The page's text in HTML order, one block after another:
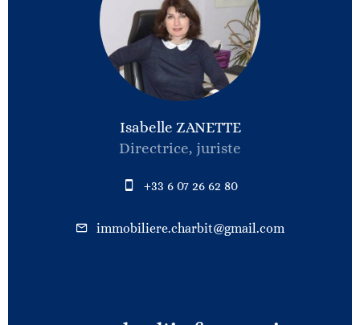
Isabelle ZANETTE
Directrice, juriste
+33 6 07 26 62 80
immobiliere.charbit@gmail.com